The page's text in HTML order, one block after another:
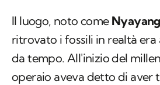
Il luogo, noto come
ritrovato i fossili in realtà
da tempo. All'inizio del
operaio aveva detto di aver